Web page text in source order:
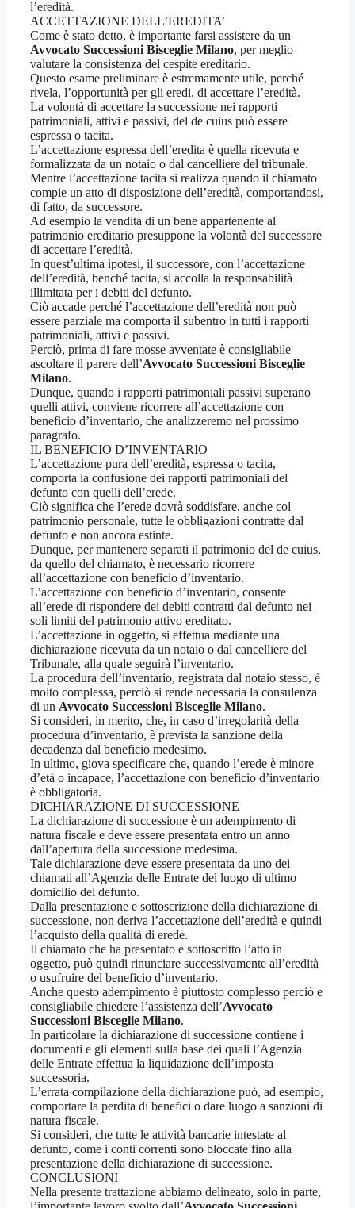
l’eredità.
ACCETTAZIONE DELL’EREDITA’
Come è stato detto, è importante farsi assistere da un
Avvocato Successioni Bisceglie Milano, per meglio
valutare la consistenza del cespite ereditario.
Questo esame preliminare è estremamente utile, perché
rivela, l’opportunità per gli eredi, di accettare l’eredità.
La volontà di accettare la successione nei rapporti
patrimoniali, attivi e passivi, del de cuius può essere
espressa o tacita.
L’accettazione espressa dell’eredita è quella ricevuta e
formalizzata da un notaio o dal cancelliere del tribunale.
Mentre l’accettazione tacita si realizza quando il chiamato
compie un atto di disposizione dell’eredità, comportandosi,
di fatto, da successore.
Ad esempio la vendita di un bene appartenente al
patrimonio ereditario presuppone la volontà del successore
di accettare l’eredità.
In quest’ultima ipotesi, il successore, con l’accettazione
dell’eredità, benché tacita, si accolla la responsabilità
illimitata per i debiti del defunto.
Ciò accade perché l’accettazione dell’eredità non può
essere parziale ma comporta il subentro in tutti i rapporti
patrimoniali, attivi e passivi.
Perciò, prima di fare mosse avventate è consigliabile
ascoltare il parere dell’Avvocato Successioni Bisceglie
Milano.
Dunque, quando i rapporti patrimoniali passivi superano
quelli attivi, conviene ricorrere all’accettazione con
beneficio d’inventario, che analizzeremo nel prossimo
paragrafo.
IL BENEFICIO D’INVENTARIO
L’accettazione pura dell’eredità, espressa o tacita,
comporta la confusione dei rapporti patrimoniali del
defunto con quelli dell’erede.
Ciò significa che l’erede dovrà soddisfare, anche col
patrimonio personale, tutte le obbligazioni contratte dal
defunto e non ancora estinte.
Dunque, per mantenere separati il patrimonio del de cuius,
da quello del chiamato, è necessario ricorrere
all’accettazione con beneficio d’inventario.
L’accettazione con beneficio d’inventario, consente
all’erede di rispondere dei debiti contratti dal defunto nei
soli limiti del patrimonio attivo ereditato.
L’accettazione in oggetto, si effettua mediante una
dichiarazione ricevuta da un notaio o dal cancelliere del
Tribunale, alla quale seguirà l’inventario.
La procedura dell’inventario, registrata dal notaio stesso, è
molto complessa, perciò si rende necessaria la consulenza
di un Avvocato Successioni Bisceglie Milano.
Si consideri, in merito, che, in caso d’irregolarità della
procedura d’inventario, è prevista la sanzione della
decadenza dal beneficio medesimo.
In ultimo, giova specificare che, quando l’erede è minore
d’età o incapace, l’accettazione con beneficio d’inventario
è obbligatoria.
DICHIARAZIONE DI SUCCESSIONE
La dichiarazione di successione è un adempimento di
natura fiscale e deve essere presentata entro un anno
dall’apertura della successione medesima.
Tale dichiarazione deve essere presentata da uno dei
chiamati all’Agenzia delle Entrate del luogo di ultimo
domicilio del defunto.
Dalla presentazione e sottoscrizione della dichiarazione di
successione, non deriva l’accettazione dell’eredità e quindi
l’acquisto della qualità di erede.
Il chiamato che ha presentato e sottoscritto l’atto in
oggetto, può quindi rinunciare successivamente all’eredità
o usufruire del beneficio d’inventario.
Anche questo adempimento è piuttosto complesso perciò e
consigliabile chiedere l’assistenza dell’Avvocato
Successioni Bisceglie Milano.
In particolare la dichiarazione di successione contiene i
documenti e gli elementi sulla base dei quali l’Agenzia
delle Entrate effettua la liquidazione dell’imposta
successoria.
L’errata compilazione della dichiarazione può, ad esempio,
comportare la perdita di benefici o dare luogo a sanzioni di
natura fiscale.
Si consideri, che tutte le attività bancarie intestate al
defunto, come i conti correnti sono bloccate fino alla
presentazione della dichiarazione di successione.
CONCLUSIONI
Nella presente trattazione abbiamo delineato, solo in parte,